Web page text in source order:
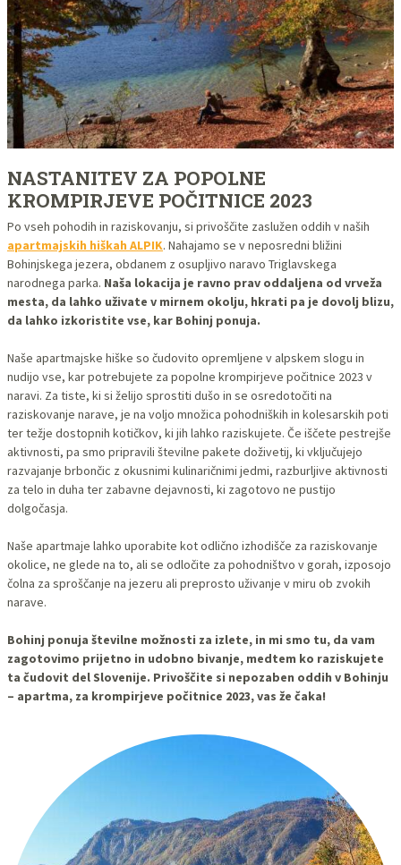
NASTANITEV ZA POPOLNE
KROMPIRJEVE POČITNICE 2023
Po vseh pohodih in raziskovanju, si privoščite zaslužen oddih v naših
apartmajskih hiškah ALPIK. Nahajamo se v neposredni bližini
Bohinjskega jezera, obdanem z osupljivo naravo Triglavskega
narodnega parka. Naša lokacija je ravno prav oddaljena od vrveža
mesta, da lahko uživate v mirnem okolju, hkrati pa je dovolj blizu,
da lahko izkoristite vse, kar Bohinj ponuja.
Naše apartmajske hiške so čudovito opremljene v alpskem slogu in
nudijo vse, kar potrebujete za popolne krompirjeve počitnice 2023 v
naravi. Za tiste, ki si želijo sprostiti dušo in se osredotočiti na
raziskovanje narave, je na voljo množica pohodniških in kolesarskih poti
ter težje dostopnih kotičkov, ki jih lahko raziskujete. Če iščete pestrejše
aktivnosti, pa smo pripravili številne pakete doživetij, ki vključujejo
razvajanje brbončic z okusnimi kulinaričnimi jedmi, razburljive aktivnosti
za telo in duha ter zabavne dejavnosti, ki zagotovo ne pustijo
dolgočasja.
Naše apartmaje lahko uporabite kot odlično izhodišče za raziskovanje
okolice, ne glede na to, ali se odločite za pohodništvo v gorah, izposojo
čolna za sproščanje na jezeru ali preprosto uživanje v miru ob zvokih
narave.
Bohinj ponuja številne možnosti za izlete, in mi smo tu, da vam
zagotovimo prijetno in udobno bivanje, medtem ko raziskujete
ta čudovit del Slovenije. Privoščite si nepozaben oddih v Bohinju
– apartma, za krompirjeve počitnice 2023, vas že čaka!